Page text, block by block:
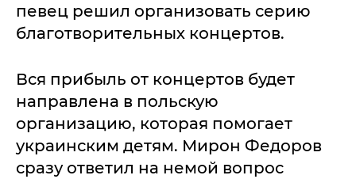
певец решил организовать серию
благотворительных концертов.
Вся прибыль от концертов будет
направлена в польскую
организацию, которая помогает
украинским детям. Мирон Федоров
сразу ответил на немой вопрос